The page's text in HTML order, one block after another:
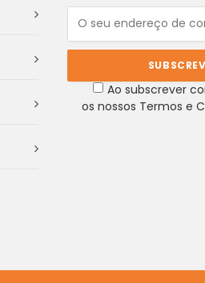
Ao subscrever
os nossos Termos e